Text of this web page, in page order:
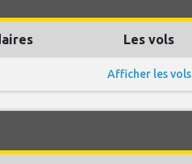
Les vols
Afficher les vols